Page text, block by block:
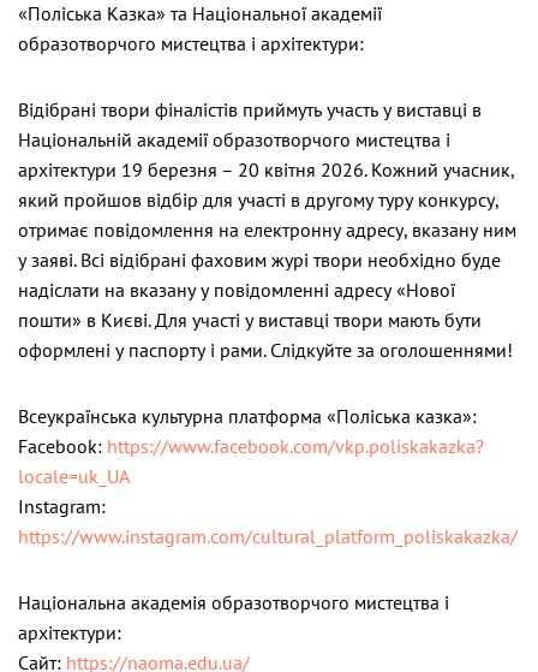
«Поліська Казка» та Національної академії
образотворчого мистецтва і архітектури:
Відібрані твори фіналістів приймуть участь у виставці в
Національній академії образотворчого мистецтва і
архітектури 19 березня – 20 квітня 2026. Кожний учасник,
який пройшов відбір для участі в другому туру конкурсу,
отримає повідомлення на електронну адресу, вказану ним
у заяві. Всі відібрані фаховим журі твори необхідно буде
надіслати на вказану у повідомленні адресу «Нової
пошти» в Києві. Для участі у виставці твори мають бути
оформлені у паспорту і рами. Слідкуйте за оголошеннями!
Всеукраїнська культурна платформа «Поліська казка»:
Facebook: https://www.facebook.com/vkp.poliskakazka?
locale=uk_UA
Instagram:
https://www.instagram.com/cultural_platform_poliskakazka/
Національна академія образотворчого мистецтва і
архітектури:
Сайт: https://naoma.edu.ua/